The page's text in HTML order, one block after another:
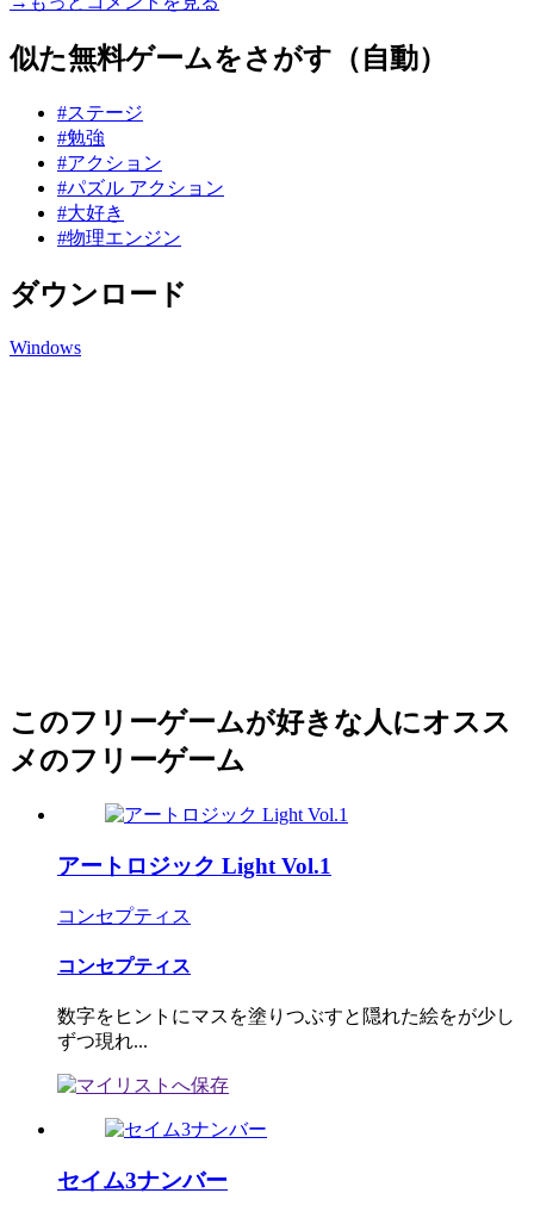
似た無料ゲームをさがす（自動）
#ステージ
#勉強
#アクション
#パズル アクション
#大好き
#物理エンジン
ダウンロード
Windows
このフリーゲームが好きな人にオスス
メのフリーゲーム
アートロジック Light Vol.1
コンセプティス
コンセプティス
数字をヒントにマスを塗りつぶすと隠れた絵をが少し
ずつ現れ...
セイム3ナンバー